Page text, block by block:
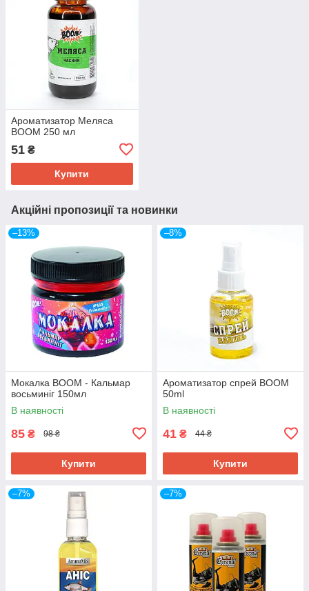
Ароматизатор Меляса
BOOM 250 мл
51 ₴
Купити
Акційні пропозиції та новинки
–13%
Мокалка BOOM - Кальмар
восьминіг 150мл
В наявності
85 ₴ 98 ₴
Купити
–8%
Ароматизатор спрей BOOM
50ml
В наявності
41 ₴ 44 ₴
Купити
–7% –7%